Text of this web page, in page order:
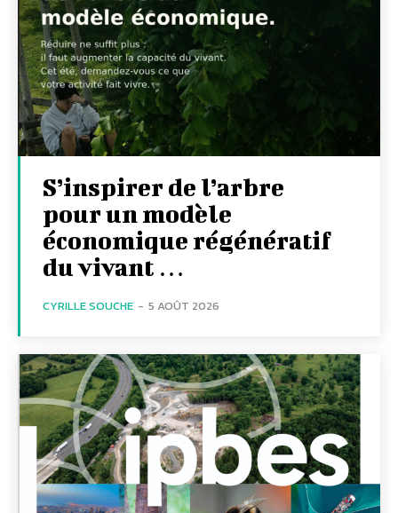
S’inspirer de l’arbre
pour un modèle
économique régénératif
du vivant …
CYRILLE SOUCHE - 5 AOÛT 2026